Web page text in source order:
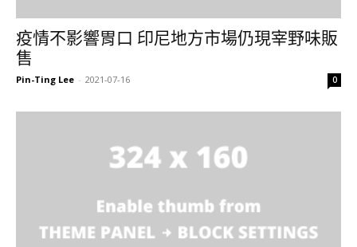
疫情不影響胃口 印尼地方市場仍現宰野味販
售
Pin-Ting Lee - 2021-07-16 0